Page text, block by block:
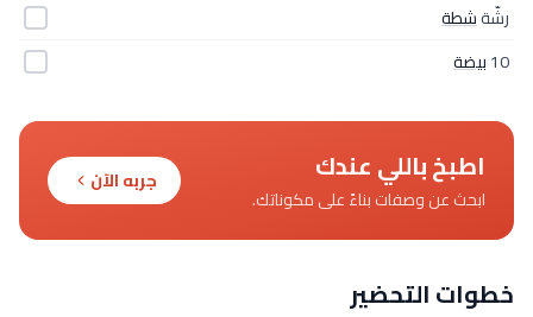
رشّةشطة
10بيضة
اطبخ باللي عندك
ابحث عن وصفات بناءً على مكوناتك.
جربه الآن
خطوات التحضير